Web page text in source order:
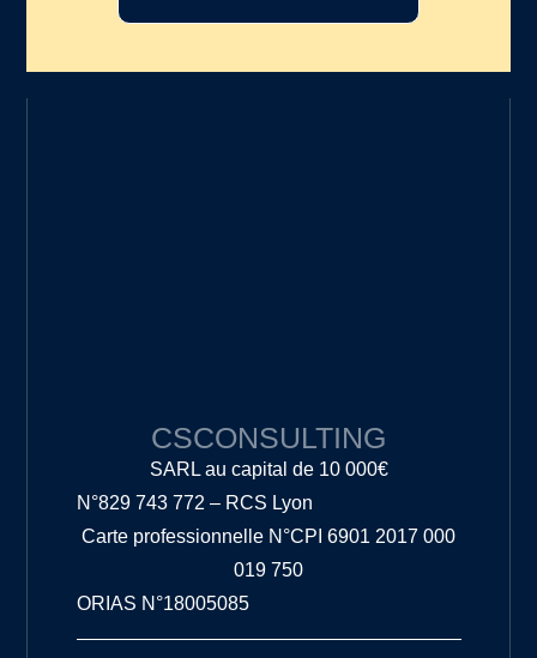
CSCONSULTING
SARL au capital de 10 000€
N°829 743 772 – RCS Lyon
Carte professionnelle N°CPI 6901 2017 000
019 750
ORIAS N°18005085